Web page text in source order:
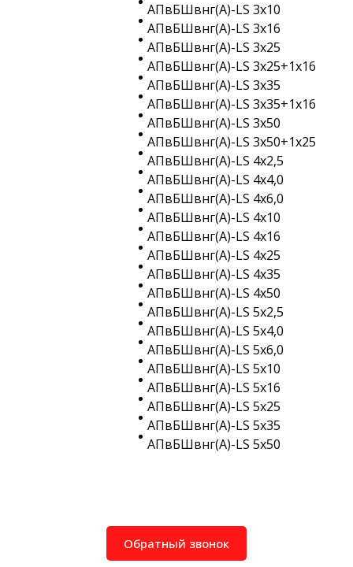
АПвБШвнг(A)-LS 3х10
АПвБШвнг(A)-LS 3х16
АПвБШвнг(A)-LS 3х25
АПвБШвнг(A)-LS 3х25+1х16
АПвБШвнг(A)-LS 3х35
АПвБШвнг(A)-LS 3х35+1х16
АПвБШвнг(A)-LS 3х50
АПвБШвнг(A)-LS 3х50+1х25
АПвБШвнг(A)-LS 4х2,5
АПвБШвнг(A)-LS 4х4,0
АПвБШвнг(A)-LS 4х6,0
АПвБШвнг(A)-LS 4х10
АПвБШвнг(A)-LS 4х16
АПвБШвнг(A)-LS 4х25
АПвБШвнг(A)-LS 4х35
АПвБШвнг(A)-LS 4х50
АПвБШвнг(A)-LS 5х2,5
АПвБШвнг(A)-LS 5х4,0
АПвБШвнг(A)-LS 5х6,0
АПвБШвнг(A)-LS 5х10
АПвБШвнг(A)-LS 5х16
АПвБШвнг(A)-LS 5х25
АПвБШвнг(A)-LS 5х35
АПвБШвнг(A)-LS 5х50
Обратный звонок